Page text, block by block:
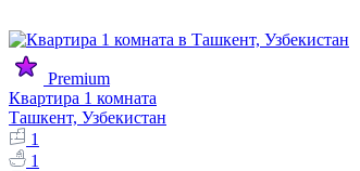
Premium
Квартира 1 комната
Ташкент, Узбекистан
1
1